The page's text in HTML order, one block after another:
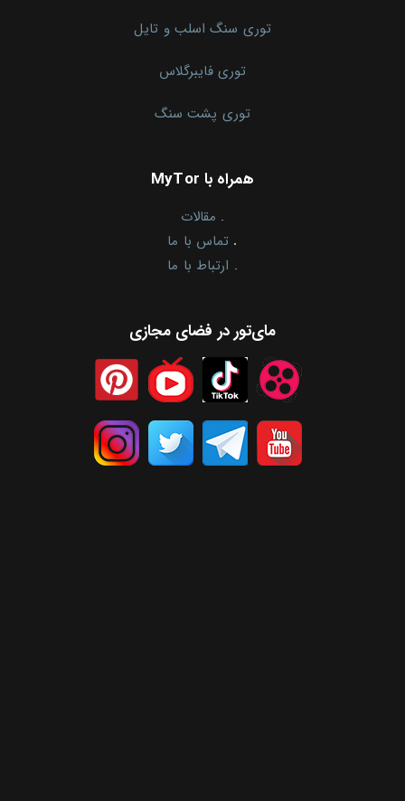
توری سنگ اسلب و تایل
توری فایبرگلاس
توری پشت سنگ
همراه با MyTor
. مقالات
. تماس با ما
. ارتباط با ما
مای‌تور در فضای مجازی